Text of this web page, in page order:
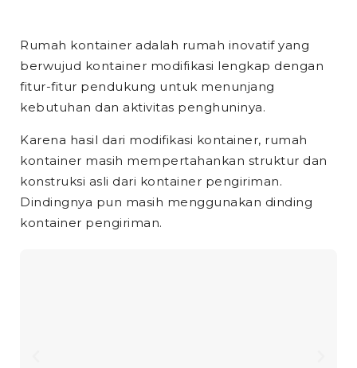
Rumah kontainer adalah rumah inovatif yang
berwujud kontainer modifikasi lengkap dengan
fitur-fitur pendukung untuk menunjang
kebutuhan dan aktivitas penghuninya.
Karena hasil dari modifikasi kontainer, rumah
kontainer masih mempertahankan struktur dan
konstruksi asli dari kontainer pengiriman.
Dindingnya pun masih menggunakan dinding
kontainer pengiriman.